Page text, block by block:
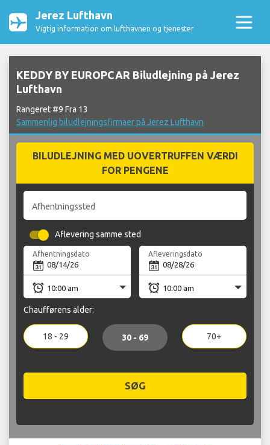
Jerez Lufthavn
Vigtig information om lufthavnen og tjenester
KEDDY BY EUROPCAR Biludlejning på Jerez
Lufthavn
Rangeret #9 Fra 13
Sammenlig biludlejningsfirmaer på Jerez Lufthavn
BILUDLEJNING MED UOVERTRUFFEN VÆRDI
FOR PENGENE
Afhentningssted
Aflevering samme sted
Afhentningsdato Afleveringsdato
Chaufførens alder:
18 - 29 30 - 69 70+
SØG